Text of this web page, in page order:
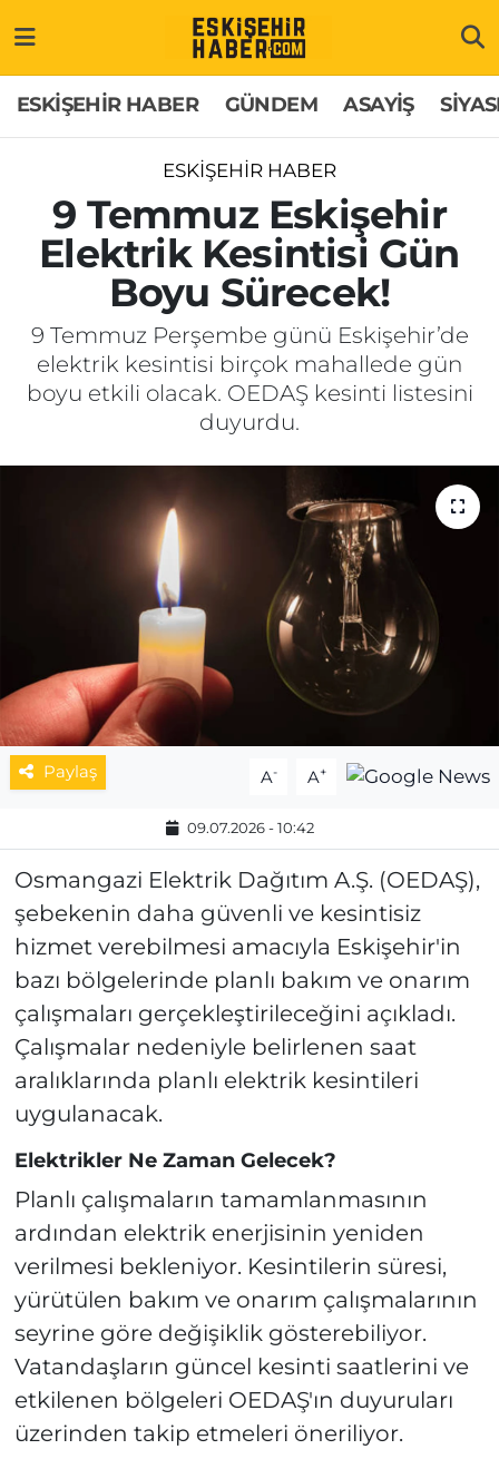
ESKİŞEHİR HABER GÜNDEM ASAYİŞ
ESKİŞEHİR HABER
9 Temmuz Eskişehir
Elektrik Kesintisi Gün
Boyu Sürecek!
9 Temmuz Perşembe günü Eskişehir’de
elektrik kesintisi birçok mahallede gün
boyu etkili olacak. OEDAŞ kesinti listesini
duyurdu.
Paylaş A- A+
09.07.2026 - 10:42
Osmangazi Elektrik Dağıtım A.Ş. (OEDAŞ),
şebekenin daha güvenli ve kesintisiz
hizmet verebilmesi amacıyla Eskişehir'in
bazı bölgelerinde planlı bakım ve onarım
çalışmaları gerçekleştirileceğini açıkladı.
Çalışmalar nedeniyle belirlenen saat
aralıklarında planlı elektrik kesintileri
uygulanacak.
Elektrikler Ne Zaman Gelecek?
Planlı çalışmaların tamamlanmasının
ardından elektrik enerjisinin yeniden
verilmesi bekleniyor. Kesintilerin süresi,
yürütülen bakım ve onarım çalışmalarının
seyrine göre değişiklik gösterebiliyor.
Vatandaşların güncel kesinti saatlerini ve
etkilenen bölgeleri OEDAŞ'ın duyuruları
üzerinden takip etmeleri öneriliyor.
GÜNDEM
ASAYİŞ
SİYASET
EKONOMİ
SAĞLIK
MAGAZİN
ESKİŞEHİRSPOR
Hakkımızda
İletişim
Künye
Odunpazarı Trafik Yoğunluk Haritası
Süper Lig Puan Durumu ve Fikstür
Tüm Manşetler
Son Dakika Haberleri
Haber Arşivi